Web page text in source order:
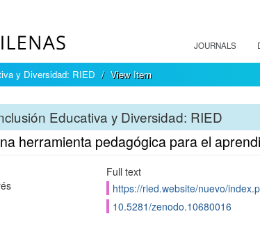
JOURNALS
y Diversidad: RIED View Item
Educativa y Diversidad: RIED
herramienta pedagógica para el
Full text
https://ried.website/nuevo/
10.5281/zenodo.10680016